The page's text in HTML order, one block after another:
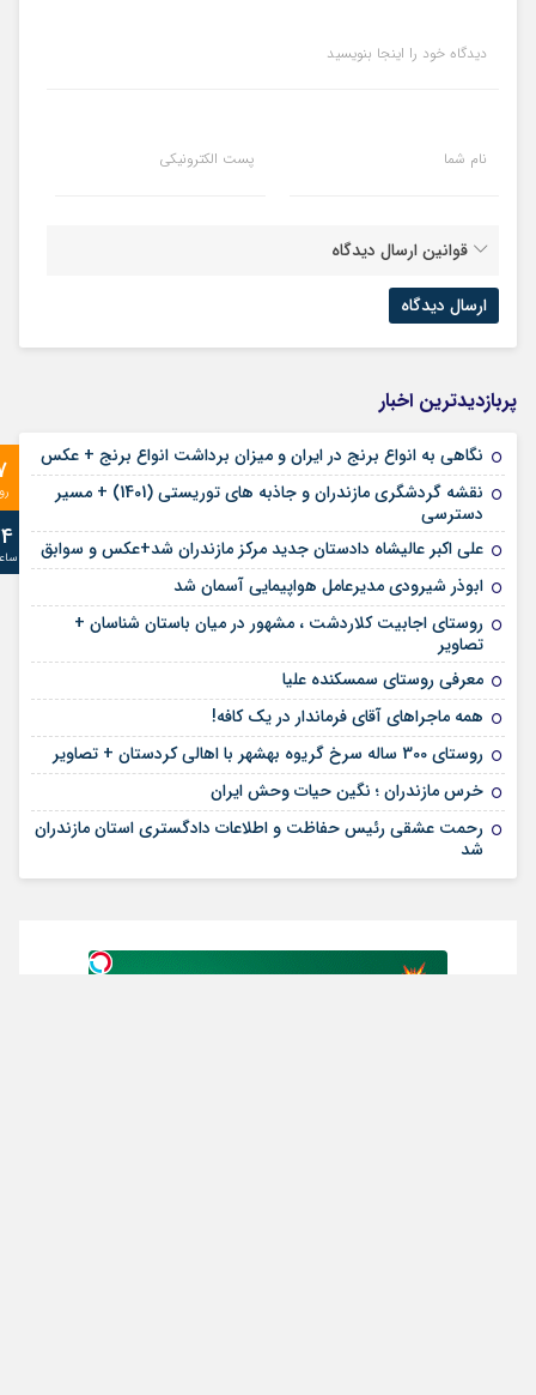
دیدگاه خود را اینجا بنویسید
نام شما پست الکترونیکی
قوانین ارسال دیدگاه
پربازدیدترین اخبار
نگاهی به انواع برنج در ایران و میزان برداشت انواع برنج + عکس
نقشه گردشگری مازندران و جاذبه های توریستی (1401) + مسیر
دسترسی
علی‌ اکبر عالیشاه دادستان جدید مرکز مازندران شد+عکس و سوابق
ابوذر شیرودی مدیرعامل هواپیمایی آسمان شد
روستای اجابیت کلاردشت ، مشهور در میان باستان شناسان +
تصاویر
معرفی روستای سمسکنده علیا
همه ماجراهای آقای فرماندار در یک کافه!
روستای 300 ساله سرخ ‌گریوه بهشهر با اهالی کردستان + تصاویر
خرس مازندران ؛ نگین حیات وحش ایران
رحمت عشقی رئیس حفاظت و اطلاعات دادگستری استان مازندران
شد